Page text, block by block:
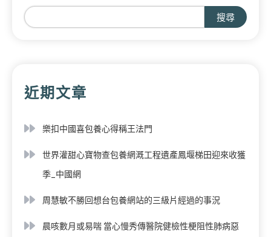
搜尋
近期文章
樂扣中國喜包養心得稱王法門
世界灌甜心寶物查包養網溉工程遺產鳳堰梯田迎來收獲
季_中國網
周慧敏不勝回想台包養網站的三級片經過的事況
晨咳數月或易喘 當心慢秀傳醫院健檢性梗阻性肺病惡